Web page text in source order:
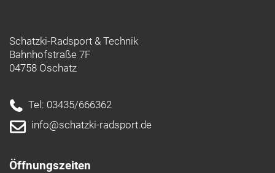
Schatzki-Radsport & Technik
Bahnhofstraße 7F
04758 Oschatz
Tel: 03435/666362
info@schatzki-radsport.de
Öffnungszeiten